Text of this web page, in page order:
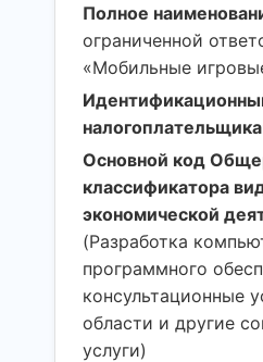
Полное
ограниченной
«Мобильные
Основной код
классификатора
экономической
(Разработка
программного
консультационные
области и другие
услуги)